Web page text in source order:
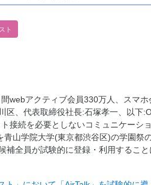
ト
webアクティブ会員330万人、スマ
区、代表取締役社長:石塚孝一、以下
接続を必要としないコミュニケーシ
山学院大学(東京都渋谷区)の学園祭
全員が試験的に登録・利用すること